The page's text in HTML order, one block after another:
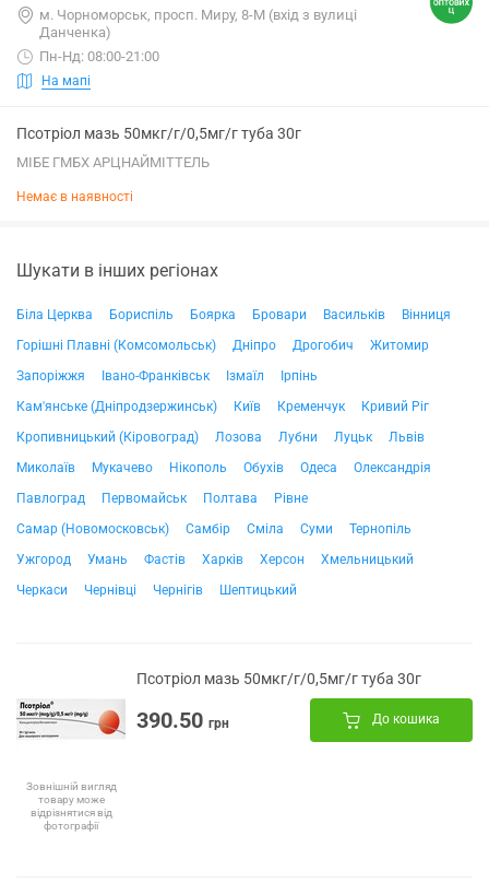
м. Чорноморськ, просп. Миру, 8-М (вхід з вулиці
Данченка)
Пн-Нд: 08:00-21:00
На мапі
Псотріол мазь 50мкг/г/0,5мг/г туба 30г
МІБЕ ГМБХ АРЦНАЙМІТТЕЛЬ
Немає в наявності
Шукати в інших регіонах
Біла Церква Бориспіль Боярка Бровари Васильків
Вінниця
Горішні Плавні (Комсомольськ)
Дніпро Дрогобич
Житомир
Запоріжжя
Івано-Франківськ Ізмаїл
Ірпінь
Кам'янське (Дніпродзержинськ)
Київ Кременчук
Кривий Ріг
Кропивницький (Кіровоград)
Лозова Лубни Луцьк
Львів
Миколаїв
Мукачево Нікополь Обухів Одеса
Олександрія
Павлоград
Первомайськ Полтава
Рівне
Самар (Новомосковськ)
Самбір Сміла Суми
Тернопіль
Ужгород
Умань Фастів Харків Херсон
Хмельницький
Черкаси
Чернівці Чернігів Шептицький
Зовнішній вигляд
товару може
відрізнятися від
фотографії
Псотріол мазь 50мкг/г/0,5мг/г туба 30г
390.50 грн До кошика